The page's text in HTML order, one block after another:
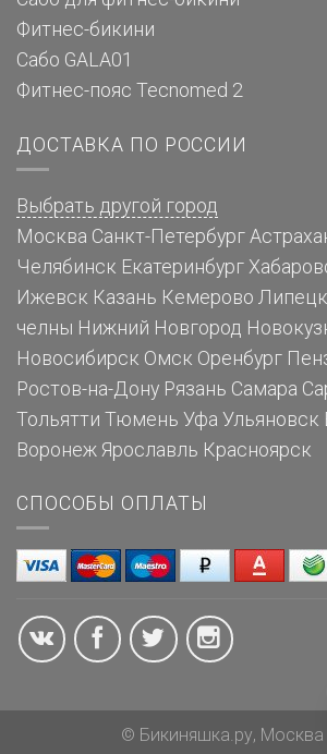
Фитнес-бикини
Сабо GALA01
Фитнес-пояс Tecnomed 2
ДОСТАВКА ПО РОССИИ
Выбрать другой город
Москва Санкт-Петербург
Челябинск Екатеринбург
Ижевск Казань Кемерово Липецк
челны Нижний Новгород
Новосибирск Омск Оренбург
Ростов-на-Дону Рязань Самара
Тольятти Тюмень Уфа Ульяновск
Воронеж Ярославль Красноярск
СПОСОБЫ ОПЛАТЫ
© Бикиняшка.ру, Москва